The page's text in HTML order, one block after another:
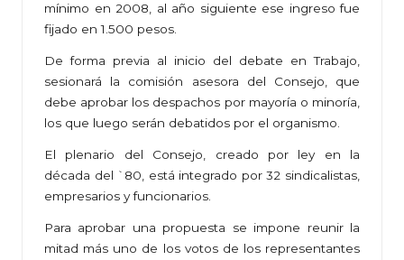
mínimo en 2008, al año siguiente ese ingreso fue
fijado en 1.500 pesos.
De forma previa al inicio del debate en Trabajo,
sesionará la comisión asesora del Consejo, que
debe aprobar los despachos por mayoría o minoría,
los que luego serán debatidos por el organismo.
El plenario del Consejo, creado por ley en la
década del `80, está integrado por 32 sindicalistas,
empresarios y funcionarios.
Para aprobar una propuesta se impone reunir la
mitad más uno de los votos de los representantes